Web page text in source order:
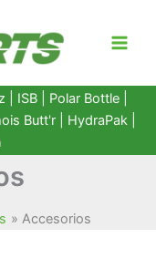
| ISB | Polar Bottle|
Butt'r HydraPak
Accesorios